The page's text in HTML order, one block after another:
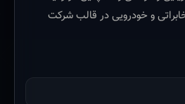
و خودرویی در قالب شرکت